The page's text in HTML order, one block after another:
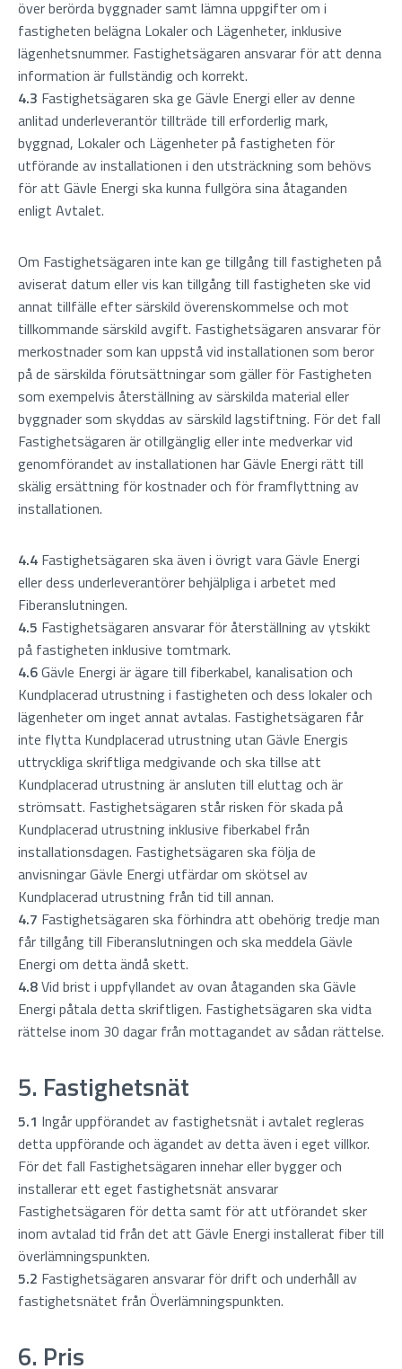
över berörda byggnader samt lämna uppgifter om i
fastigheten belägna Lokaler och Lägenheter, inklusive
lägenhetsnummer. Fastighetsägaren ansvarar för att denna
information är fullständig och korrekt.
4.3 Fastighetsägaren ska ge Gävle Energi eller av denne
anlitad underleverantör tillträde till erforderlig mark,
byggnad, Lokaler och Lägenheter på fastigheten för
utförande av installationen i den utsträckning som behövs
för att Gävle Energi ska kunna fullgöra sina åtaganden
enligt Avtalet.
Om Fastighetsägaren inte kan ge tillgång till fastigheten på
aviserat datum eller vis kan tillgång till fastigheten ske vid
annat tillfälle efter särskild överenskommelse och mot
tillkommande särskild avgift. Fastighetsägaren ansvarar för
merkostnader som kan uppstå vid installationen som beror
på de särskilda förutsättningar som gäller för Fastigheten
som exempelvis återställning av särskilda material eller
byggnader som skyddas av särskild lagstiftning. För det fall
Fastighetsägaren är otillgänglig eller inte medverkar vid
genomförandet av installationen har Gävle Energi rätt till
skälig ersättning för kostnader och för framflyttning av
installationen.
4.4 Fastighetsägaren ska även i övrigt vara Gävle Energi
eller dess underleverantörer behjälpliga i arbetet med
Fiberanslutningen.
4.5 Fastighetsägaren ansvarar för återställning av ytskikt
på fastigheten inklusive tomtmark.
4.6Gävle Energi är ägare till fiberkabel, kanalisation och
Kundplacerad utrustning i fastigheten och dess lokaler och
lägenheter om inget annat avtalas. Fastighetsägaren får
inte flytta Kundplacerad utrustning utan Gävle Energis
uttryckliga skriftliga medgivande och ska tillse att
Kundplacerad utrustning är ansluten till eluttag och är
strömsatt. Fastighetsägaren står risken för skada på
Kundplacerad utrustning inklusive fiberkabel från
installationsdagen. Fastighetsägaren ska följa de
anvisningar Gävle Energi utfärdar om skötsel av
Kundplacerad utrustning från tid till annan.
4.7 Fastighetsägaren ska förhindra att obehörig tredje man
får tillgång till Fiberanslutningen och ska meddela Gävle
Energi om detta ändå skett.
4.8Vid brist i uppfyllandet av ovan åtaganden ska Gävle
Energi påtala detta skriftligen. Fastighetsägaren ska vidta
rättelse inom 30 dagar från mottagandet av sådan rättelse.
5. Fastighetsnät
5.1 Ingår uppförandet av fastighetsnät i avtalet regleras
detta uppförande och ägandet av detta även i eget villkor.
För det fall Fastighetsägaren innehar eller bygger och
installerar ett eget fastighetsnät ansvarar
Fastighetsägaren för detta samt för att utförandet sker
inom avtalad tid från det att Gävle Energi installerat fiber till
överlämningspunkten.
5.2 Fastighetsägaren ansvarar för drift och underhåll av
fastighetsnätet från Överlämningspunkten.
6. Pris